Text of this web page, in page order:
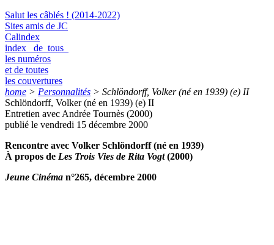
Salut les câblés ! (2014-2022)
Sites amis de JC
Calindex
index de tous
les numéros
et de toutes
les couvertures
home > Personnalités > Schlöndorff, Volker (né en 1939) (e) II
Schlöndorff, Volker (né en 1939) (e) II
Entretien avec Andrée Tournès (2000)
publié le vendredi 15 décembre 2000
Rencontre avec Volker Schlöndorff (né en 1939)
À propos de Les Trois Vies de Rita Vogt(2000)
Jeune Cinéma n°265, décembre 2000